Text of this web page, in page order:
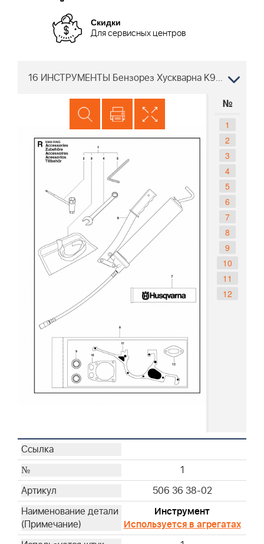
Скидки
Для сервисных центров
16 ИНСТРУМЕНТЫ Бензорез Хускварна K960 Ring, 2008-03 Кольцевой
№
1
2
3
4
5
6
7
8
9
10
11
12
1
506 36 38-02
Инструмент
Используется в агрегатах